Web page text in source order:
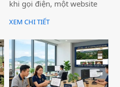
khi gọi điện, một website
nghiệp không còn là "có thì
doanh nghiệp được tin
tưởng và lựa chọn. Nếu bạn
đang kinh doanh tại xã Vĩnh
Hảo mà chưa có website,
hoặc website cũ đã lỗi thời,
XEM CHI TIẾT